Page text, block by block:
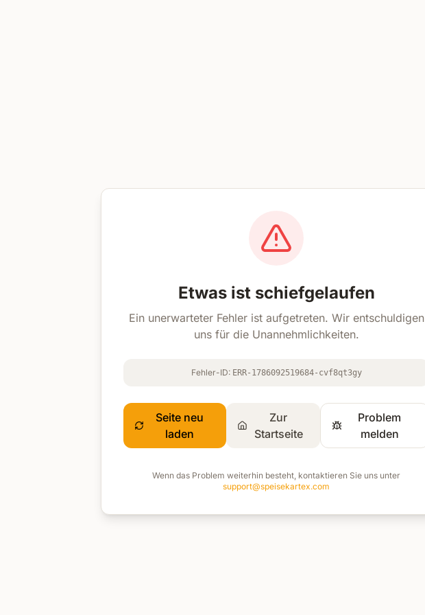
Etwas ist schiefgelaufen
Ein unerwarteter Fehler ist aufgetreten. Wir entschuldigen
uns für die Unannehmlichkeiten.
Fehler-ID: ERR-1786092519684-cvf8qt3gy
Seite neu
laden
Zur
Startseite
Problem
melden
Wenn das Problem weiterhin besteht, kontaktieren Sie uns unter
support@speisekartex.com